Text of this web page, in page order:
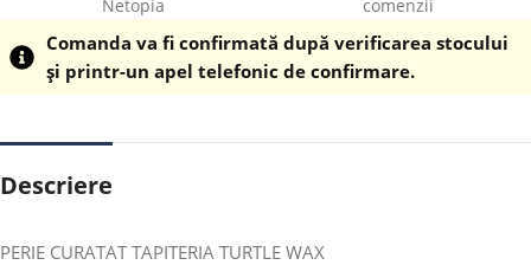
Netopia
comenzii
Comanda va fi confirmată după verificarea stocului
și printr-un apel telefonic de confirmare.
Descriere
PERIE CURATAT TAPITERIA TURTLE WAX